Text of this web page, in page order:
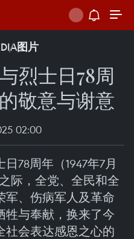
图片
烈士日78周
敬意与谢意
02:00
78周年（1947年7月
际，全党、全民和全
军、伤病军人及革命
牲与奉献，换来了今
社会表达感恩之心的